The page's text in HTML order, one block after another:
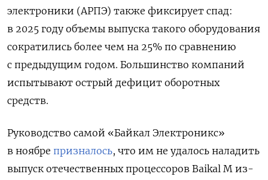
электроники (АРПЭ) также фиксирует спад:
в 2025 году объемы выпуска такого оборудования
сократились более чем на 25% по сравнению
с предыдущим годом. Большинство компаний
испытывают острый дефицит оборотных
средств.
Руководство самой «Байкал Электроникс»
в ноябре призналось, что им не удалось наладить
выпуск отечественных процессоров Baikal M из-